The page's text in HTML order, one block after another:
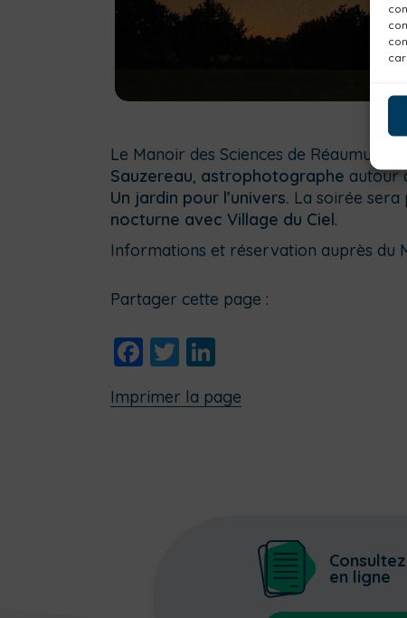
Le Manoir des Sciences de Réaumur
Sauzereau, astrophotographe autour
Un jardin pour l’univers. La soirée
nocturne avec Village du Ciel.
Informations et réservation auprès du
Partager cette page :
Facebook
Twitter
Imprimer la page
en ligne